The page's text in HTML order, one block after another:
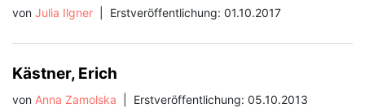
von Julia Ilgner Erstveröffentlichung: 01.10.2017
Kästner, Erich
von Anna Zamolska
Erstveröffentlichung: 05.10.2013